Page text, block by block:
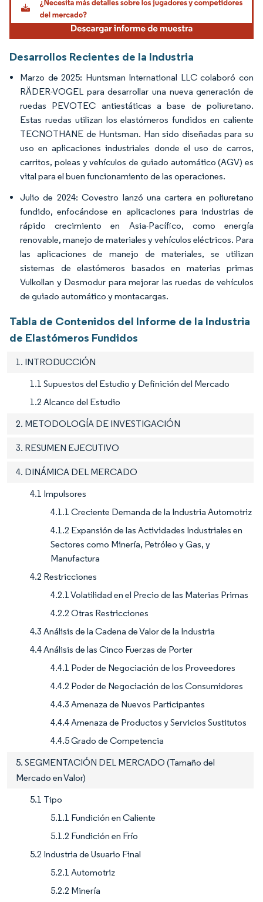
Desarrollos Recientes de la Industria
Marzo de 2025: Huntsman International LLC colaboró con
RÄDER-VOGEL para desarrollar una nueva generación de
ruedas PEVOTEC antiestáticas a base de poliuretano.
Estas ruedas utilizan los elastómeros fundidos en caliente
TECNOTHANE de Huntsman. Han sido diseñadas para su
uso en aplicaciones industriales donde el uso de carros,
carritos, poleas y vehículos de guiado automático (AGV) es
vital para el buen funcionamiento de las operaciones.
Julio de 2024: Covestro lanzó una cartera en poliuretano
fundido, enfocándose en aplicaciones para industrias de
rápido crecimiento en Asia-Pacífico, como energía
renovable, manejo de materiales y vehículos eléctricos. Para
las aplicaciones de manejo de materiales, se utilizan
sistemas de elastómeros basados en materias primas
Vulkollan y Desmodur para mejorar las ruedas de vehículos
de guiado automático y montacargas.
Tabla de Contenidos del Informe de la Industria
de Elastómeros Fundidos
1. INTRODUCCIÓN
1.1 Supuestos del Estudio y Definición del Mercado
1.2 Alcance del Estudio
2. METODOLOGÍA DE INVESTIGACIÓN
3. RESUMEN EJECUTIVO
4. DINÁMICA DEL MERCADO
4.1 Impulsores
4.1.1 Creciente Demanda de la Industria Automotriz
4.1.2 Expansión de las Actividades Industriales en
Sectores como Minería, Petróleo y Gas, y
Manufactura
4.2 Restricciones
4.2.1 Volatilidad en el Precio de las Materias Primas
4.2.2 Otras Restricciones
4.3 Análisis de la Cadena de Valor de la Industria
4.4 Análisis de las Cinco Fuerzas de Porter
4.4.1 Poder de Negociación de los Proveedores
4.4.2 Poder de Negociación de los Consumidores
4.4.3 Amenaza de Nuevos Participantes
4.4.4 Amenaza de Productos y Servicios Sustitutos
4.4.5 Grado de Competencia
5. SEGMENTACIÓN DEL MERCADO (Tamaño del
Mercado en Valor)
5.1 Tipo
5.1.1 Fundición en Caliente
5.1.2 Fundición en Frío
5.2 Industria de Usuario Final
5.2.1 Automotriz
5.2.2 Minería